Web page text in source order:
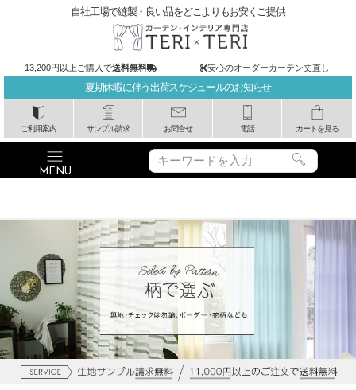
夏期休暇に伴う出荷スケジュールのお知らせ
ご利用案内 サンプル請求 お問合せ 電話 カートを見る
自社工場で縫製・良い品をどこよりもお安くご提供
13,200円以上ご購入で送料無料 安心のオーダーカーテン丈直し